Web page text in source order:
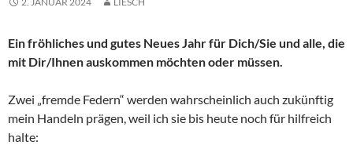
Ein fröhliches und gutes Neues Jahr für Dich/Sie und alle, die
mit Dir/Ihnen auskommen möchten oder müssen.
Zwei „fremde Federn“ werden wahrscheinlich auch zukünftig
mein Handeln prägen, weil ich sie bis heute noch für hilfreich
halte: